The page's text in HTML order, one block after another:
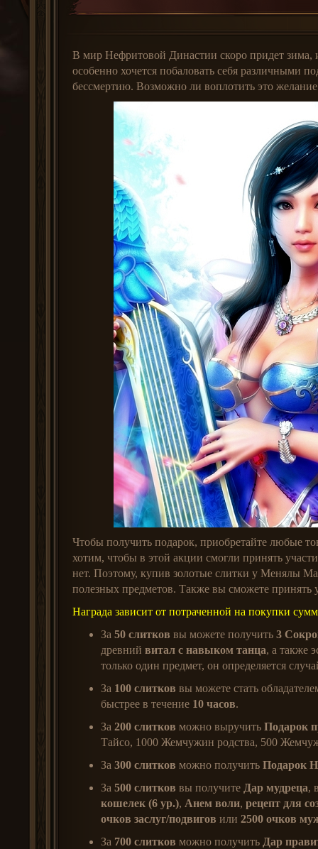
В мир Нефритовой Династии скоро придет
особенно хочется побаловать себя различными
бессмертию. Возможно ли воплотить это
Чтобы получить подарок, приобретайте любые
хотим, чтобы в этой акции смогли принять
нет. Поэтому, купив золотые слитки у Менялы
полезных предметов. Также вы сможете принять
Награда зависит от потраченной на покупки
За 50 слитков вы можете получить 3
древний витал с навыком танца, а также
только один предмет, он определяется
За 100 слитков вы можете стать
быстрее в течение 10 часов.
За 200 слитков можно выручить Подарок
Тайсо, 1000 Жемчужин родства, 500
За 300 слитков можно получить Подарок
За 500 слитков вы получите Дар мудреца,
кошелек (6 ур.), Анем воли, рецепт для
очков заслуг/подвигов или 2500 очков
За 700 слитков можно получить Дар